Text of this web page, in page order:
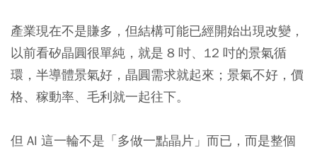
產業現在不是賺多，但結構可能已經開始出現改變，
以前看矽晶圓很單純，就是 8 吋、12 吋的景氣循
環，半導體景氣好，晶圓需求就起來；景氣不好，價
格、稼動率、毛利就一起往下。
但 AI 這一輪不是「多做一點晶片」而已，而是整個